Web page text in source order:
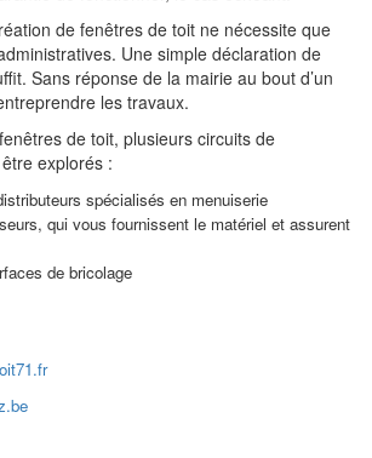
de fenêtres de toit ne nécessite que
Une simple déclaration de
Sans réponse de la mairie au bout d’un
les travaux.
de toit, plusieurs circuits de
explorés :
spécialisés en menuiserie
qui vous fournissent le matériel et assurent
de bricolage